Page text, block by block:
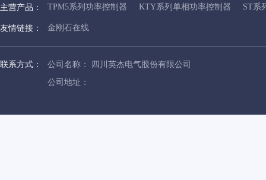
主营产品： TPM5系列功率控制器 KTY系列单相功率控制器 ST系
友情链接： 金刚石在线
联系方式：
公司名称： 四川英杰电气股份有限公司
公司地址：